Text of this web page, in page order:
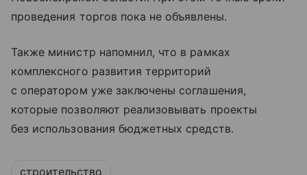
проведения торгов пока не объявлены.
Также министр напомнил, что в рамках
комплексного развития территорий
с оператором уже заключены соглашения,
которые позволяют реализовывать проекты
без использования бюджетных средств.
строительство